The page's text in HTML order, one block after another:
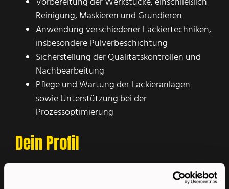
Reinigung, Maskieren und Grundieren
Anwendung verschiedener Lackiertechniken,
insbesondere Pulverbeschichtung
Sicherstellung der Qualitätskontrollen und
Nachbearbeitung
Pflege und Wartung der Lackieranlagen
sowie Unterstützung bei der
Prozessoptimierung
Dein Profil
Abgeschlossene Lehre als Lackierer oder